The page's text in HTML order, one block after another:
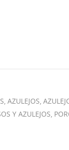
AZULEJOS
Y AZULEJOS